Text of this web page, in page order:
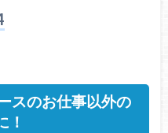
スのお仕事以外の
！